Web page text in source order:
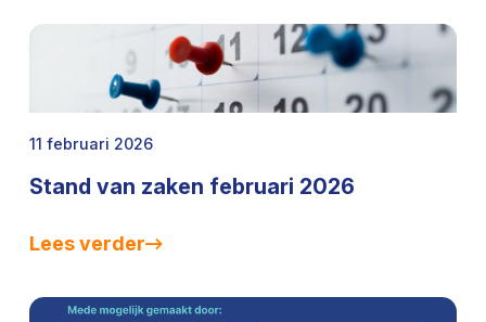
11 februari 2026
Stand van zaken februari 2026
Lees verder